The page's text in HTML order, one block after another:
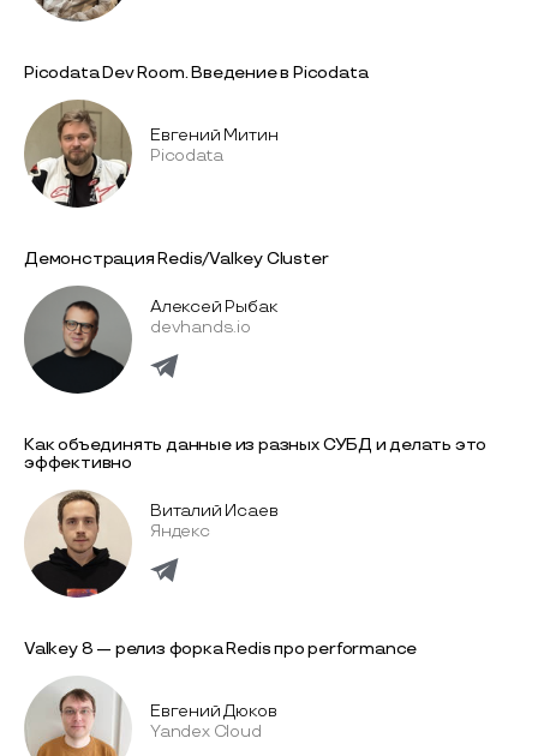
Picodata Dev Room. Введение в Picodata
Евгений Митин
Picodata
Демонстрация Redis/Valkey Cluster
Алексей Рыбак
devhands.io
Как объединять данные из разных СУБД и делать это
эффективно
Виталий Исаев
Яндекс
Valkey 8 — релиз форка Redis про performance
Евгений Дюков
Yandex Cloud